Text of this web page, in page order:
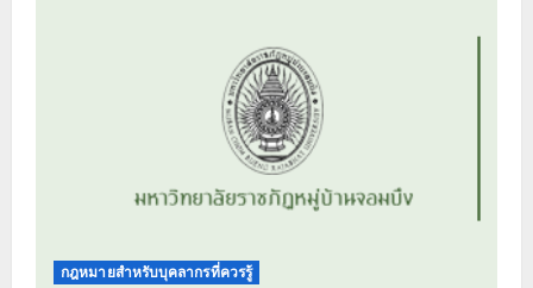
กฎหมายสำหรับบุคลากรที่ควรรู้